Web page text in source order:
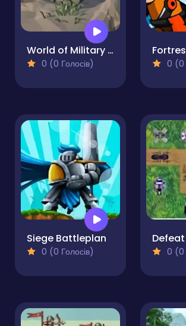
World of Military Tanks
0 (0 Голосів) 0 (0
Siege Battleplan
0 (0 Голосів) 0 (0